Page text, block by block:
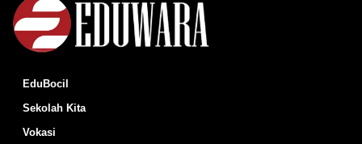
EduBocil
Sekolah Kita
Vokasi